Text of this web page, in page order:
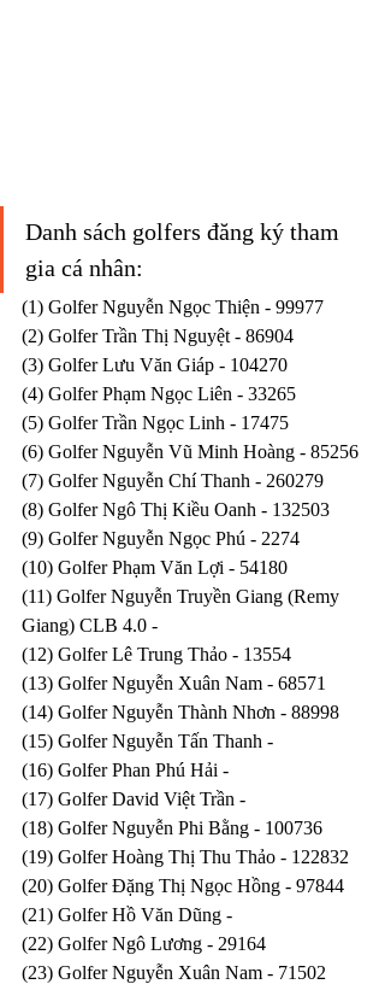
Danh sách golfers đăng ký tham
gia cá nhân:
(1) Golfer Nguyễn Ngọc Thiện - 99977
(2) Golfer Trần Thị Nguyệt - 86904
(3) Golfer Lưu Văn Giáp - 104270
(4) Golfer Phạm Ngọc Liên - 33265
(5) Golfer Trần Ngọc Linh - 17475
(6) Golfer Nguyễn Vũ Minh Hoàng - 85256
(7) Golfer Nguyễn Chí Thanh - 260279
(8) Golfer Ngô Thị Kiều Oanh - 132503
(9) Golfer Nguyễn Ngọc Phú - 2274
(10) Golfer Phạm Văn Lợi - 54180
(11) Golfer Nguyễn Truyền Giang (Remy
Giang) CLB 4.0 -
(12) Golfer Lê Trung Thảo - 13554
(13) Golfer Nguyễn Xuân Nam - 68571
(14) Golfer Nguyễn Thành Nhơn - 88998
(15) Golfer Nguyễn Tấn Thanh -
(16) Golfer Phan Phú Hải -
(17) Golfer David Việt Trần -
(18) Golfer Nguyễn Phi Bằng - 100736
(19) Golfer Hoàng Thị Thu Thảo - 122832
(20) Golfer Đặng Thị Ngọc Hồng - 97844
(21) Golfer Hồ Văn Dũng -
(22) Golfer Ngô Lương - 29164
(23) Golfer Nguyễn Xuân Nam - 71502